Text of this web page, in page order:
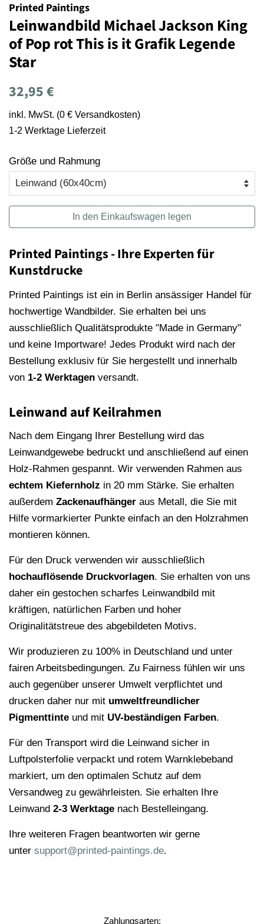
Printed Paintings
Leinwandbild Michael Jackson King
of Pop rot This is it Grafik Legende
Star
Normaler
32,95 €
inkl. MwSt. (0 € Versandkosten)
1-2 Werktage Lieferzeit
Größe und Rahmung
In den Einkaufswagen legen
Printed Paintings - Ihre Experten für
Kunstdrucke
Printed Paintings ist ein in Berlin ansässiger Handel für
hochwertige Wandbilder. Sie erhalten bei uns
ausschließlich Qualitätsprodukte "Made in Germany"
und keine Importware! Jedes Produkt wird nach der
Bestellung exklusiv für Sie hergestellt und innerhalb
von 1-2 Werktagen versandt.
Leinwand auf Keilrahmen
Nach dem Eingang Ihrer Bestellung wird das
Leinwandgewebe bedruckt und anschließend auf einen
Holz-Rahmen gespannt. Wir verwenden Rahmen aus
echtem Kiefernholz in 20 mm Stärke. Sie erhalten
außerdem Zackenaufhänger aus Metall, die Sie mit
Hilfe vormarkierter Punkte einfach an den Holzrahmen
montieren können.
Für den Druck verwenden wir ausschließlich
hochauflösende Druckvorlagen. Sie erhalten von uns
daher ein gestochen scharfes Leinwandbild mit
kräftigen, natürlichen Farben und hoher
Originalitätstreue des abgebildeten Motivs.
Wir produzieren zu 100% in Deutschland und unter
fairen Arbeitsbedingungen. Zu Fairness fühlen wir uns
auch gegenüber unserer Umwelt verpflichtet und
drucken daher nur mit umweltfreundlicher
Pigmenttinte und mit UV-beständigen Farben.
Für den Transport wird die Leinwand sicher in
Luftpolsterfolie verpackt und rotem Warnklebeband
markiert, um den optimalen Schutz auf dem
Versandweg zu gewährleisten. Sie erhalten Ihre
Leinwand 2-3 Werktage nach Bestelleingang.
Ihre weiteren Fragen beantworten wir gerne
unter support@printed-paintings.de.
Zahlungsarten: